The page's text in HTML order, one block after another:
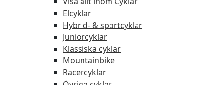
Elcyklar
Hybrid- & sportcyklar
Juniorcyklar
Klassiska cyklar
Mountainbike
Racercyklar